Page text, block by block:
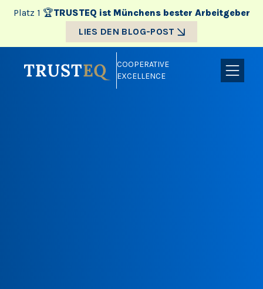
Platz 1 🏆TRUSTEQ ist Münchens bester Arbeitgeber
LIES DEN BLOG-POST
COOPERATIVE
EXCELLENCE